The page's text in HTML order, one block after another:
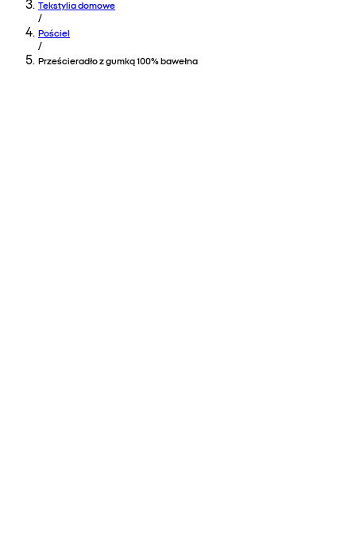
Tekstylia domowe
/
Pościel
/
Prześcieradło z gumką 100% bawełna